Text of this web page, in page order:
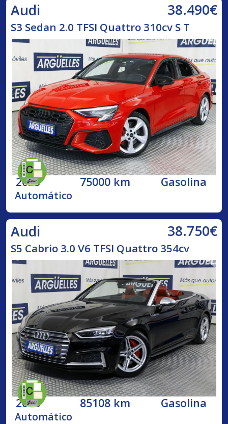
Audi 38.490€
S3 Sedan 2.0 TFSI Quattro 310cv S T
2023 75000 km Gasolina
Automático
Audi 38.750€
S5 Cabrio 3.0 V6 TFSI Quattro 354cv
2018 85108 km Gasolina
Automático